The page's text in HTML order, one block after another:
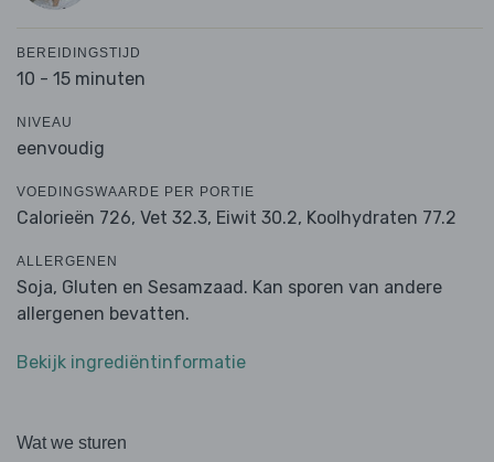
BEREIDINGSTIJD
10 - 15 minuten
NIVEAU
eenvoudig
VOEDINGSWAARDE PER PORTIE
Calorieën 726, Vet 32.3, Eiwit 30.2, Koolhydraten 77.2
ALLERGENEN
Soja, Gluten en Sesamzaad. Kan sporen van andere
allergenen bevatten.
Bekijk ingrediëntinformatie
Wat we sturen